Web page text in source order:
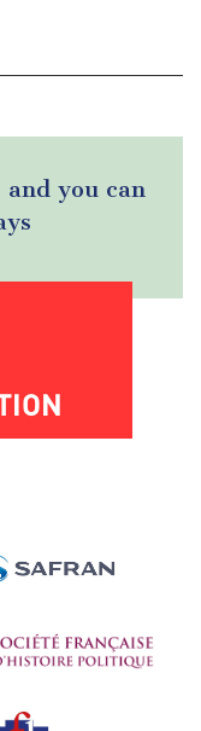
you can